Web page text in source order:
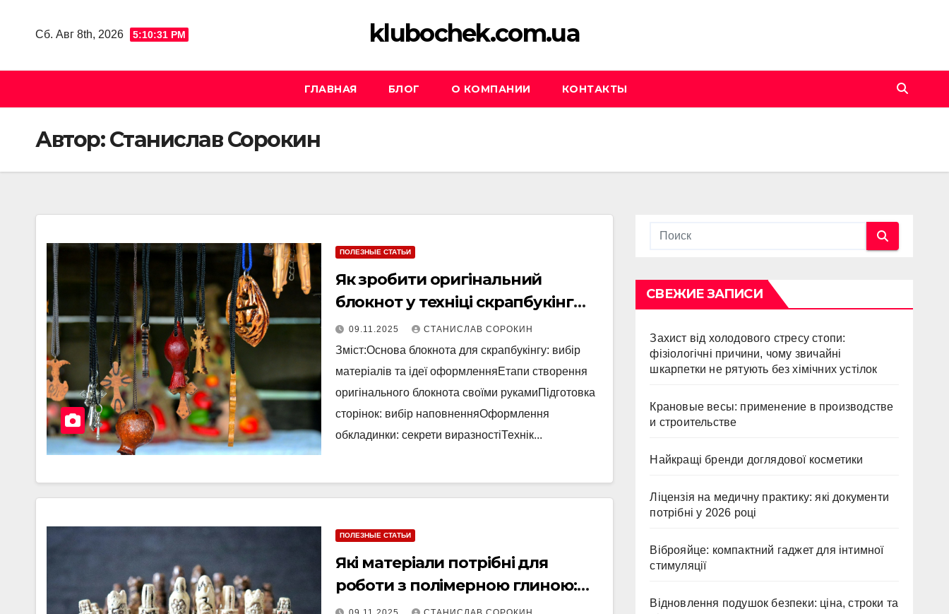
Сб. Авг 8th, 2026 5:10:32 PM klubochek.com.ua
ГЛАВНАЯ БЛОГ О КОМПАНИИ КОНТАКТЫ
Автор:Станислав Сорокин
ПОЛЕЗНЫЕ СТАТЬИ
Як зробити оригінальний
блокнот у техніці скрапбукінг
своїми руками
09.11.2025 СТАНИСЛАВ СОРОКИН
Зміст:Основа блокнота для скрапбукінгу: вибір
матеріалів та ідеї оформленняЕтапи створення
оригінального блокнота своїми рукамиПідготовка
сторінок: вибір наповненняОформлення
обкладинки: секрети виразностіТехнік...
ПОЛЕЗНЫЕ СТАТЬИ
Які матеріали потрібні для
роботи з полімерною глиною:
список та поради
СВЕЖИЕ ЗАПИСИ
Захист від холодового стресу стопи:
фізіологічні причини, чому звичайні
шкарпетки не рятують без хімічних устілок
Крановые весы: применение в производстве
и строительстве
Найкращі бренди доглядової косметики
Ліцензія на медичну практику: які документи
потрібні у 2026 році
Віброяйце: компактний гаджет для інтимної
стимуляції
Відновлення подушок безпеки: ціна, строки та